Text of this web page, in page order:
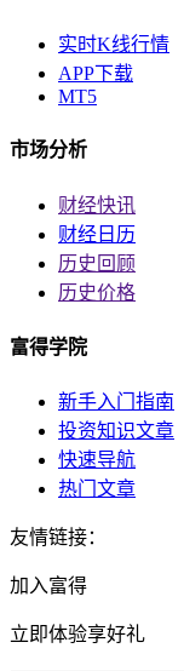
实时K线行情
APP下载
MT5
市场分析
财经快讯
财经日历
历史回顾
历史价格
富得学院
新手入门指南
投资知识文章
快速导航
热门文章
友情链接：
加入富得
立即体验享好礼